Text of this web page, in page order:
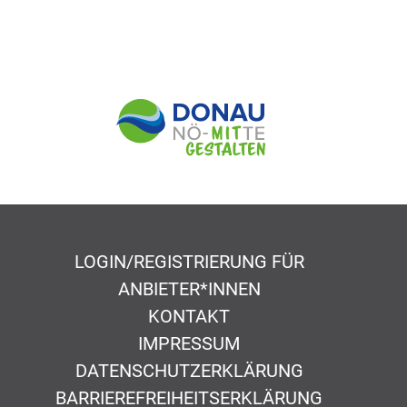
LOGIN/REGISTRIERUNG FÜR
ANBIETER*INNEN
KONTAKT
IMPRESSUM
DATENSCHUTZERKLÄRUNG
BARRIEREFREIHEITSERKLÄRUNG